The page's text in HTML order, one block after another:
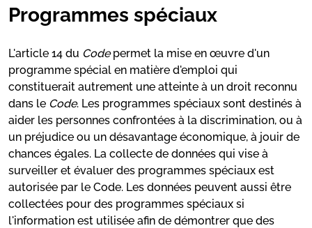
Programmes spéciaux
L'article 14 du Codepermet la mise en œuvre d'un
programme spécial en matière d'emploi qui
constituerait autrement une atteinte à un droit reconnu
dans le Code. Les programmes spéciaux sont destinés à
aider les personnes confrontées à la discrimination, ou à
un préjudice ou un désavantage économique, à jouir de
chances égales. La collecte de données qui vise à
surveiller et évaluer des programmes spéciaux est
autorisée par le Code. Les données peuvent aussi être
collectées pour des programmes spéciaux si
l'information est utilisée afin de démontrer que des